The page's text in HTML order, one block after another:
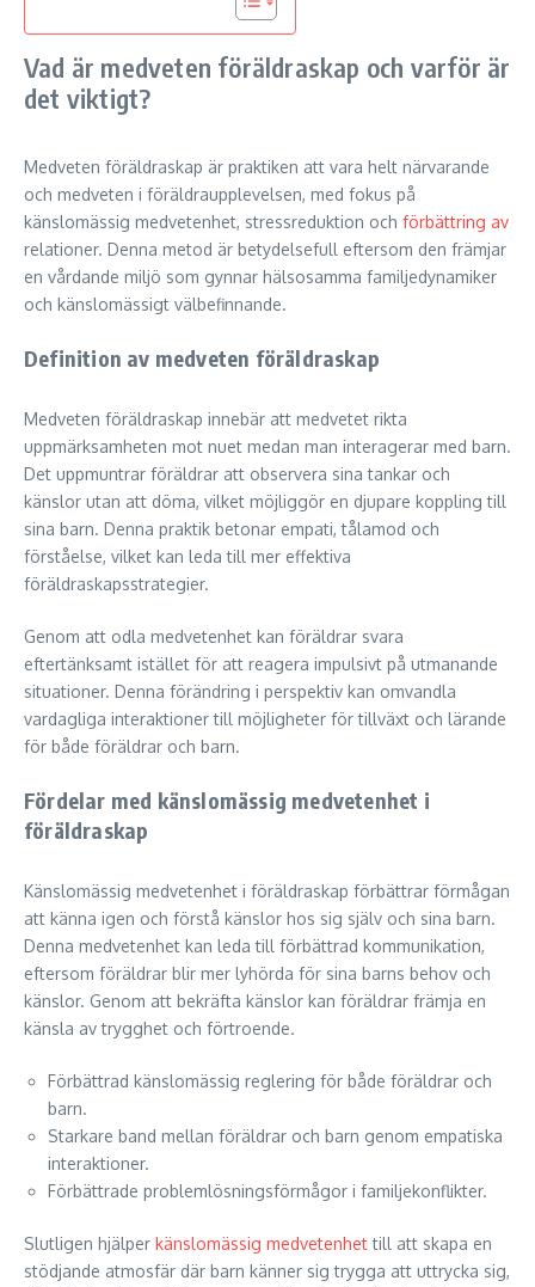
Vad är medveten föräldraskap och varför är
det viktigt?
Medveten föräldraskap är praktiken att vara helt närvarande
och medveten i föräldraupplevelsen, med fokus på
känslomässig medvetenhet, stressreduktion och förbättring av
relationer. Denna metod är betydelsefull eftersom den främjar
en vårdande miljö som gynnar hälsosamma familjedynamiker
och känslomässigt välbefinnande.
Definition av medveten föräldraskap
Medveten föräldraskap innebär att medvetet rikta
uppmärksamheten mot nuet medan man interagerar med barn.
Det uppmuntrar föräldrar att observera sina tankar och
känslor utan att döma, vilket möjliggör en djupare koppling till
sina barn. Denna praktik betonar empati, tålamod och
förståelse, vilket kan leda till mer effektiva
föräldraskapsstrategier.
Genom att odla medvetenhet kan föräldrar svara
eftertänksamt istället för att reagera impulsivt på utmanande
situationer. Denna förändring i perspektiv kan omvandla
vardagliga interaktioner till möjligheter för tillväxt och lärande
för både föräldrar och barn.
Fördelar med känslomässig medvetenhet i
föräldraskap
Känslomässig medvetenhet i föräldraskap förbättrar förmågan
att känna igen och förstå känslor hos sig själv och sina barn.
Denna medvetenhet kan leda till förbättrad kommunikation,
eftersom föräldrar blir mer lyhörda för sina barns behov och
känslor. Genom att bekräfta känslor kan föräldrar främja en
känsla av trygghet och förtroende.
Förbättrad känslomässig reglering för både föräldrar och
barn.
Starkare band mellan föräldrar och barn genom empatiska
interaktioner.
Förbättrade problemlösningsförmågor i familjekonflikter.
Slutligen hjälper känslomässig medvetenhettill att skapa en
stödjande atmosfär där barn känner sig trygga att uttrycka sig,